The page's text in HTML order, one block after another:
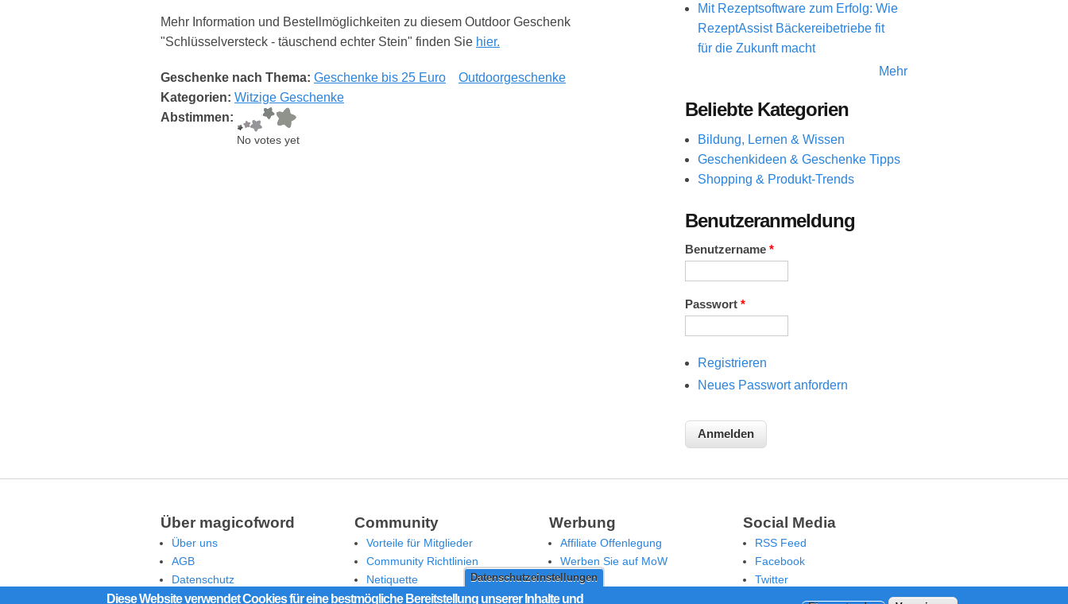
Datenschutzeinstellungen
Diese Website verwendet Cookies für eine bestmögliche Bereitstellung unserer Inhalte und
Mehr Information und Bestellmöglichkeiten zu diesem Outdoor Geschenk
"Schlüsselversteck - täuschend echter Stein" finden Sie hier.
Geschenke nach Thema: Geschenke bis 25 Euro
Outdoorgeschenke
Kategorien: Witzige Geschenke
Abstimmen:
No votes yet
Mit Rezeptsoftware zum Erfolg: Wie
RezeptAssist Bäckereibetriebe fit
für die Zukunft macht
Mehr
Beliebte Kategorien
Bildung, Lernen & Wissen
Geschenkideen & Geschenke Tipps
Shopping & Produkt-Trends
Benutzeranmeldung
Benutzername *
Passwort *
Registrieren
Neues Passwort anfordern
Über magicofword
Über uns
AGB
Datenschutz
Rechtliche Hinweise
Community
Vorteile für Mitglieder
Community Richtlinien
Netiquette
Moderation
Werbung
Affiliate Offenlegung
Werben Sie auf MoW
Social Media
RSS Feed
Facebook
Twitter